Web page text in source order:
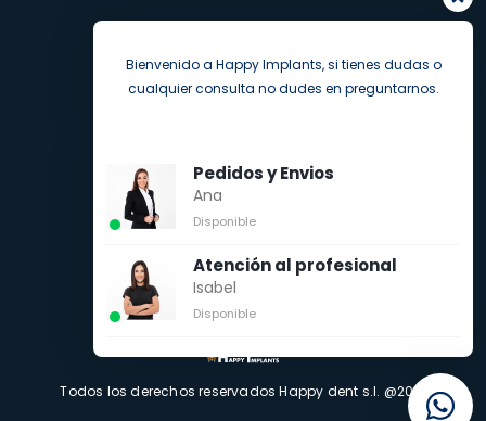
Todos los derechos reservados Happy dent s.l. @2021
Bienvenido a Happy Implants, si tienes dudas o
cualquier consulta no dudes en preguntarnos.
Pedidos y Envios
Ana
Disponible
Atención al profesional
Isabel
Disponible